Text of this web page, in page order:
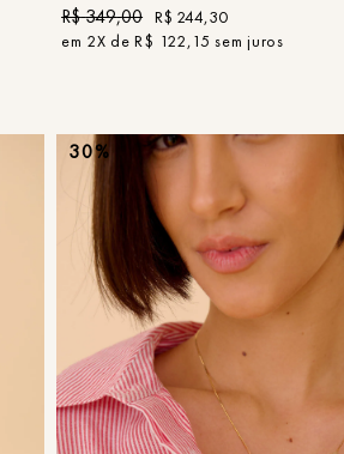
R$349,00 R$ 244,30
em 2X deR$ 122, 15 sem juros
30%